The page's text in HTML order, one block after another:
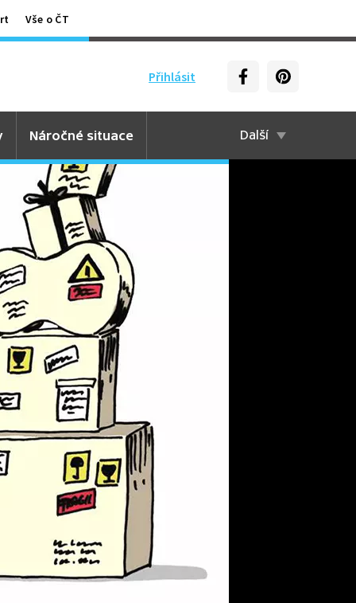
Vše o ČT
Přihlásit
Náročné situace Další